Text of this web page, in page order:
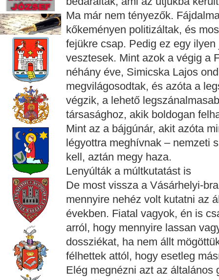
Ma már nem tényezők.
kőkeményen politizáltak, és
fejükre csap. Pedig ez egy
vesztesek. Mint azok a végig a
néhány éve, Simicska Lajos
megvilágosodtak, és azóta a
végzik, a lehető
társasághoz, akik boldogan
Mint az a bájgúnár, akit azóta
légyottra meghívnak – nemzeti
kell, aztán megy haza.
Lenyúlták a múltkutatást is
De most vissza a Vásárhelyi-
mennyire nehéz volt kutatni az
években. Fiatal vagyok, én is
arról, hogy mennyire lassan
dossziékat, ha nem állt
félhettek attól, hogy esetleg
Elég megnézni azt az általános